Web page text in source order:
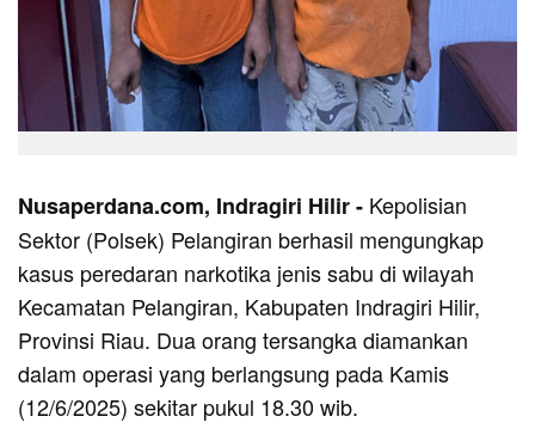
Nusaperdana.com, Indragiri Hilir - Kepolisian
Sektor (Polsek) Pelangiran berhasil mengungkap
kasus peredaran narkotika jenis sabu di wilayah
Kecamatan Pelangiran, Kabupaten Indragiri Hilir,
Provinsi Riau. Dua orang tersangka diamankan
dalam operasi yang berlangsung pada Kamis
(12/6/2025) sekitar pukul 18.30 wib.